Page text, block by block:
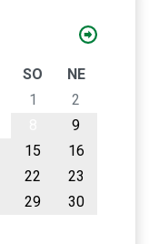
SO
NE
1
2
9
15
16
22
23
29
30